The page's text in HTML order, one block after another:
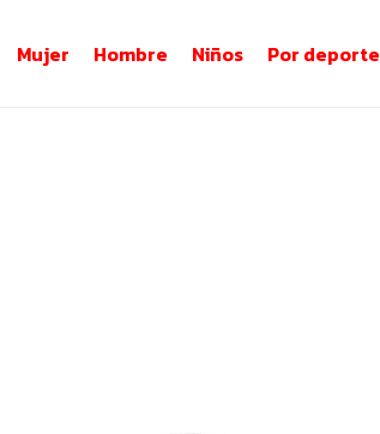
Mujer Hombre Niños Por deporte